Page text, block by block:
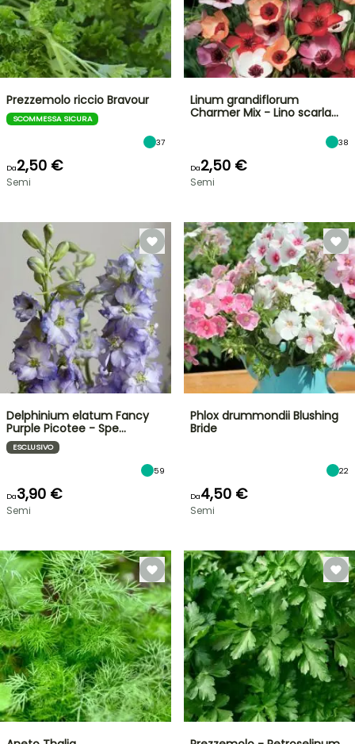
Prezzemolo riccio Bravour
SCOMMESSA SICURA
37
Da2,50 €
Semi
Linum grandiflorum
Charmer Mix - Lino scarla…
38
Da2,50 €
Semi
Delphinium elatum Fancy
Purple Picotee - Spe…
ESCLUSIVO
59
Da3,90 €
Semi
Phlox drummondii Blushing
Bride
22
Da4,50 €
Semi